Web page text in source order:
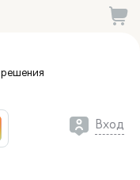
решения
Вход